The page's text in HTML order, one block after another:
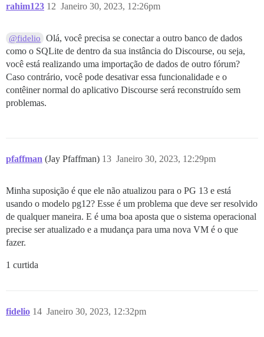
rahim123 Janeiro 30, 2023, 12:26pm
12
@fidelio
Olá, você precisa se conectar a outro banco de dados
como o SQLite de dentro da sua instância do Discourse, ou seja,
você está realizando uma importação de dados de outro fórum?
Caso contrário, você pode desativar essa funcionalidade e o
contêiner normal do aplicativo Discourse será reconstruído sem
problemas.
pfaffman (Jay Pfaffman) Janeiro 30, 2023, 12:29pm
13
Minha suposição é que ele não atualizou para o PG 13 e está
usando o modelo pg12? Esse é um problema que deve ser resolvido
de qualquer maneira. E é uma boa aposta que o sistema operacional
precise ser atualizado e a mudança para uma nova VM é o que
fazer.
1 curtida
fidelio Janeiro 30, 2023, 12:32pm
14